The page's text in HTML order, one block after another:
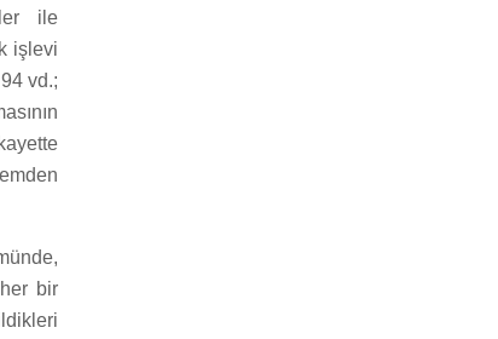
ile
işlevi
vd.;
bir